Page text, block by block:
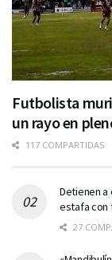
Futbolista
un rayo en
117 COMPARTIDAS
Detienen a
estafa con
27